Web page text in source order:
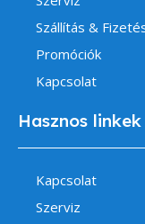
Szállítás &
Promóciók
Kapcsolat
Hasznos linkek
Kapcsolat
Szerviz